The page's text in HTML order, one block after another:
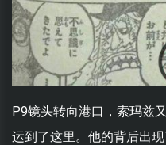
P9镜头转向港口，索玛兹
运到了这里。他的背后出